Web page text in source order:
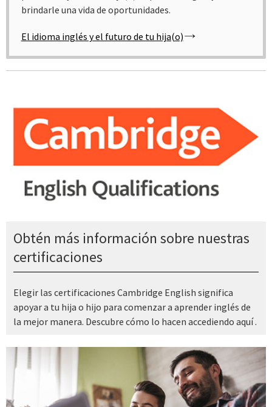
brindarle una vida de oportunidades.
El idioma inglés y el futuro de tu hija(o)
Obtén más información sobre nuestras
certificaciones
Elegir las certificaciones Cambridge English significa
apoyar a tu hija o hijo para comenzar a aprender inglés de
la mejor manera. Descubre cómo lo hacen accediendo aquí .